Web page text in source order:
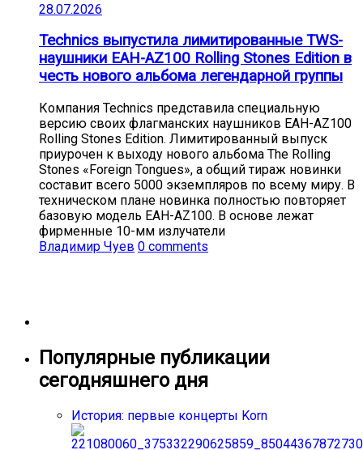
28.07.2026
Technics выпустила лимитированные TWS-
наушники EAH-AZ100 Rolling Stones Edition в
честь нового альбома легендарной группы
Компания Technics представила специальную
версию своих флагманских наушников EAH-AZ100
Rolling Stones Edition. Лимитированный выпуск
приурочен к выходу нового альбома The Rolling
Stones «Foreign Tongues», а общий тираж новинки
составит всего 5000 экземпляров по всему миру. В
техническом плане новинка полностью повторяет
базовую модель EAH-AZ100. В основе лежат
фирменные 10-мм излучатели
Владимир Чуев 0 comments
Популярные публикации
сегодняшнего дня
История: первые концерты Korn